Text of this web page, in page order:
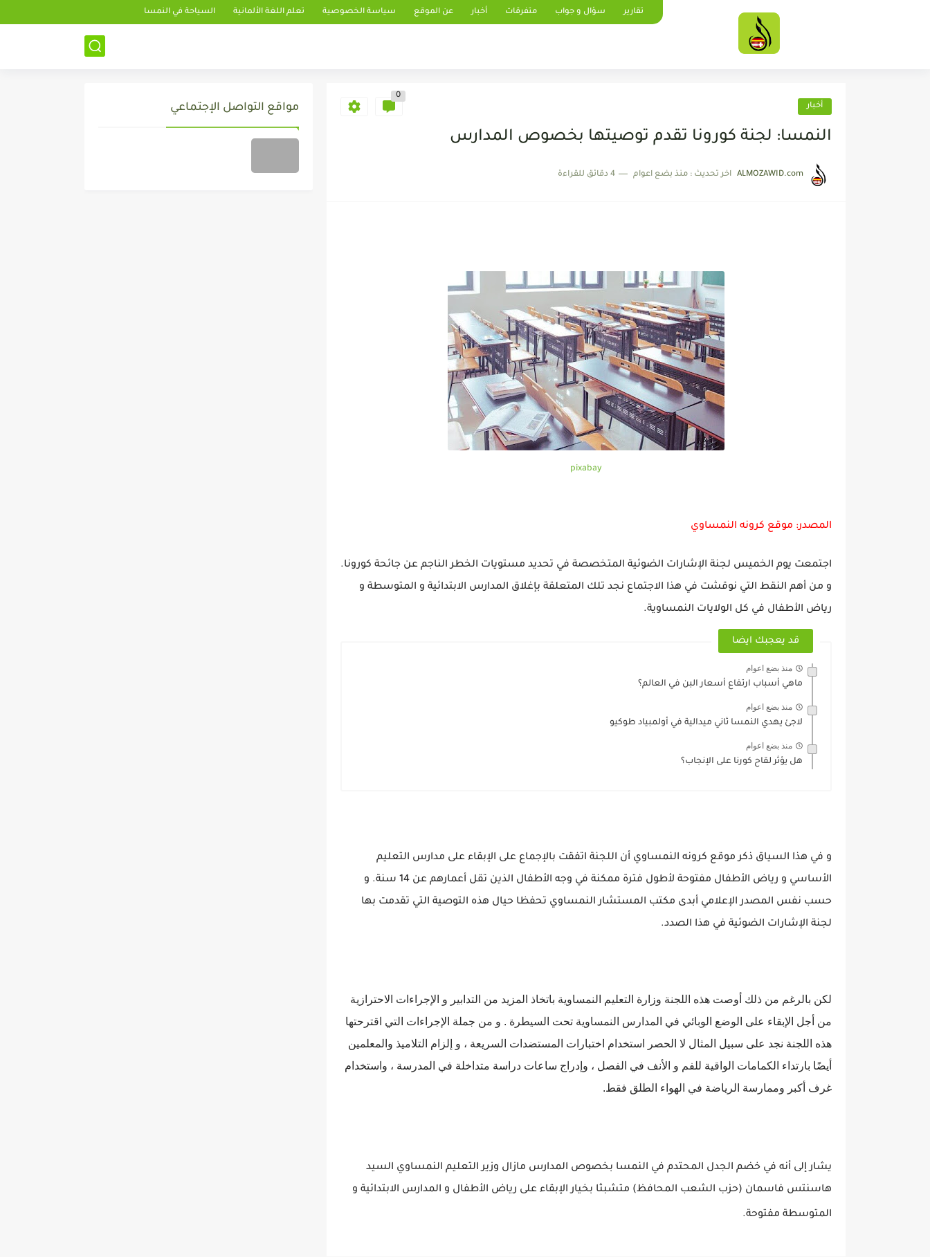
تقارير سؤال و جواب متفرقات أخبار عن الموقع سياسة الخصوصية تعلم اللغة الألمانية السياحة في النمسا
أخبار
0
النمسا: لجنة كورونا تقدم توصيتها بخصوص المدارس
ALMOZAWID.com اخر تحديث : منذ بضع اعوام 4 دقائق للقراءة
pixabay
المصدر: موقع كرونه النمساوي
اجتمعت يوم الخميس لجنة الإشارات الضوئية المتخصصة في تحديد مستويات الخطر الناجم عن جائحة كورونا.
و من أهم النقط التي نوقشت في هذا الاجتماع نجد تلك المتعلقة بإغلاق المدارس الابتدائية و المتوسطة و
رياض الأطفال في كل الولايات النمساوية.
قد يعجبك ايضا
منذ بضع اعوام
ماهي أسباب ارتفاع أسعار البن في العالم؟
منذ بضع اعوام
لاجئ يهدي النمسا ثاني ميدالية في أولمبياد طوكيو
منذ بضع اعوام
هل يؤثر لقاح كورنا على الإنجاب؟
و في هذا السياق ذكر موقع كرونه النمساوي أن اللجنة اتفقت بالإجماع على الإبقاء على مدارس التعليم
الأساسي و رياض الأطفال مفتوحة لأطول فترة ممكنة في وجه الأطفال الذين تقل أعمارهم عن 14 سنة. و
حسب نفس المصدر الإعلامي أبدى مكتب المستشار النمساوي تحفظا حيال هذه التوصية التي تقدمت بها
لجنة الإشارات الضوئية في هذا الصدد.
لكن بالرغم من ذلك أوصت هذه اللجنة وزارة التعليم النمساوية باتخاذ المزيد من التدابير و الإجراءات الاحترازية
من أجل الإبقاء على الوضع الوبائي في المدارس النمساوية تحت السيطرة . و من جملة الإجراءات التي اقترحتها
هذه اللجنة نجد على سبيل المثال لا الحصر
استخدام اختبارات المستضدات السريعة ، و إلزام التلاميذ والمعلمين
أيضًا بارتداء الكمامات الواقية للفم و الأنف في الفصل ، وإدراج ساعات دراسة متداخلة في المدرسة ، واستخدام
غرف أكبر وممارسة الرياضة في الهواء الطلق فقط.
يشار إلى أنه في خضم الجدل المحتدم في النمسا بخصوص المدارس مازال وزير التعليم النمساوي السيد
هاسنتس فاسمان (حزب الشعب المحافظ) متشبثا بخيار الإبقاء على رياض الأطفال و المدارس الابتدائية و
المتوسطة مفتوحة.
مواقع التواصل الإجتماعي